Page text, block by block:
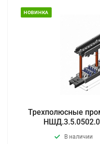
НОВИНКА
Трехполюсные
В наличии